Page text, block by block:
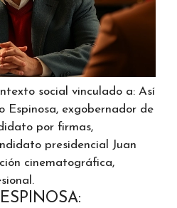
social vinculado a: Así
Espinosa, exgobernador de
por firmas,
presidencial Juan
cinematográfica,